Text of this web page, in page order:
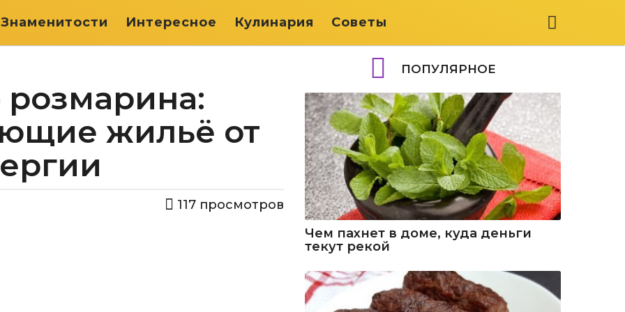
Знаменитости Интересное Кулинария Советы
жильё от
117 просмотров
ПОПУЛЯРНОЕ
Чем пахнет в доме, куда деньги
текут рекой